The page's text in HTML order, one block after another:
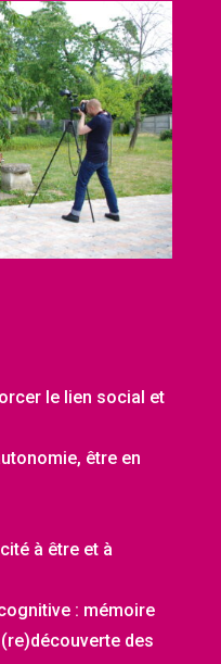
le lien social et
être en
à être et à
: mémoire
des